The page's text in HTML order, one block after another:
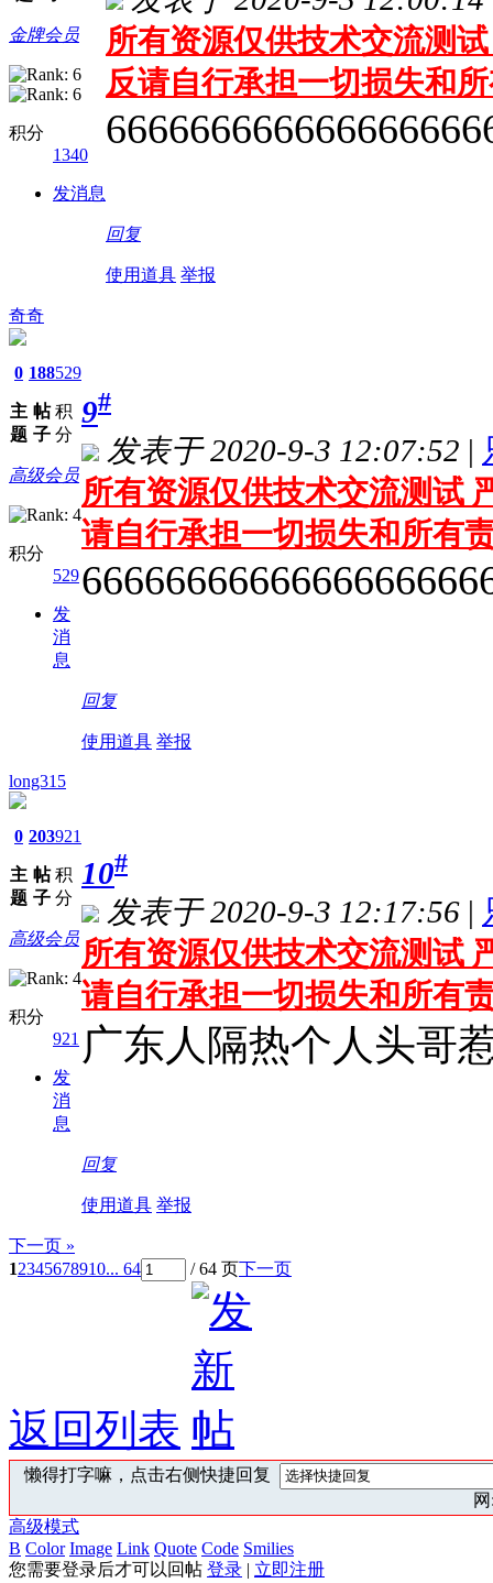
金牌会员
积分
1340
发消息
所有资源仅供技术交流测
反请自行承担一切损失和
回复
使用道具 举报
奇奇
0
主
题
188
帖
子
529
积
分
高级会员
积分
529
发
消
息
9#
发表于 2020-9-3 12:07:52 |
所有资源仅供技术交流测试
请自行承担一切损失和所有
回复
使用道具 举报
long315
0
主
题
203
帖
子
921
积
分
高级会员
积分
921
发
消
息
10#
发表于 2020-9-3 12:17:56 |
所有资源仅供技术交流测试
请自行承担一切损失和所有
广东人隔热个人头哥
回复
使用道具 举报
下一页 »
12345678910... 64 / 64 页下一页
返回列表
懒得打字嘛，点击右侧快捷回复
高级模式
B Color Image Link Quote Code Smilies
您需要登录后才可以回帖 登录 | 立即注册